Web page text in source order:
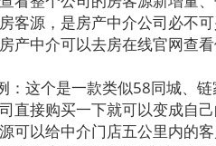
客源，是房产中介公司必不
产中介可以去房在线官网查
：这个是一款类似58同城、
直接购买一下就可以变成自
可以给中介门店五公里内的